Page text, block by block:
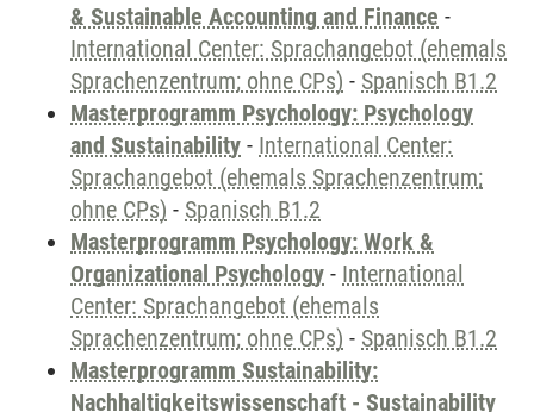
& Sustainable Accounting and Finance -
International Center: Sprachangebot (ehemals
Sprachenzentrum; ohne CPs) - Spanisch B1.2
Masterprogramm Psychology: Psychology
and Sustainability - International Center:
Sprachangebot (ehemals Sprachenzentrum;
ohne CPs) - Spanisch B1.2
Masterprogramm Psychology: Work &
Organizational Psychology - International
Center: Sprachangebot (ehemals
Sprachenzentrum; ohne CPs) - Spanisch B1.2
Masterprogramm Sustainability:
Nachhaltigkeitswissenschaft - Sustainability